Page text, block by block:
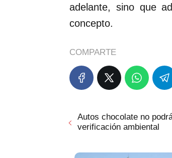
adelante, sino que
concepto.
COMPARTE
Autos chocolate no
verificación ambiental